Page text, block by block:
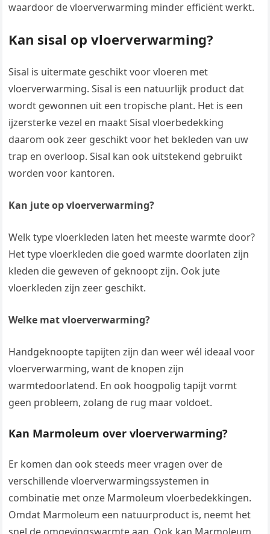
waardoor de vloerverwarming minder efficiënt werkt.
Kan sisal op vloerverwarming?
Sisal is uitermate geschikt voor vloeren met
vloerverwarming. Sisal is een natuurlijk product dat
wordt gewonnen uit een tropische plant. Het is een
ijzersterke vezel en maakt Sisal vloerbedekking
daarom ook zeer geschikt voor het bekleden van uw
trap en overloop. Sisal kan ook uitstekend gebruikt
worden voor kantoren.
Kan jute op vloerverwarming?
Welk type vloerkleden laten het meeste warmte door?
Het type vloerkleden die goed warmte doorlaten zijn
kleden die geweven of geknoopt zijn. Ook jute
vloerkleden zijn zeer geschikt.
Welke mat vloerverwarming?
Handgeknoopte tapijten zijn dan weer wél ideaal voor
vloerverwarming, want de knopen zijn
warmtedoorlatend. En ook hoogpolig tapijt vormt
geen probleem, zolang de rug maar voldoet.
Kan Marmoleum over vloerverwarming?
Er komen dan ook steeds meer vragen over de
verschillende vloerverwarmingssystemen in
combinatie met onze Marmoleum vloerbedekkingen.
Omdat Marmoleum een natuurproduct is, neemt het